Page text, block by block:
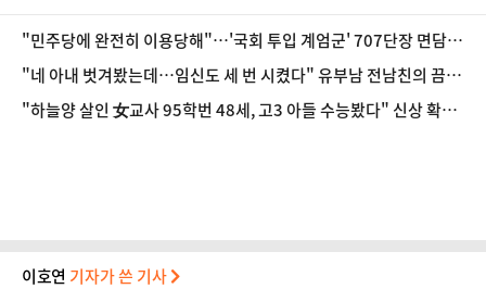
"민주당에 완전히 이용당해"…'국회 투입 계엄군' 707단장 면담한
성일종
"네 아내 벗겨봤는데…임신도 세 번 시켰다" 유부남 전남친의 끔찍
한 스토킹
"하늘양 살인 女교사 95학번 48세, 고3 아들 수능봤다" 신상 확산
이호연 기자가 쓴 기사